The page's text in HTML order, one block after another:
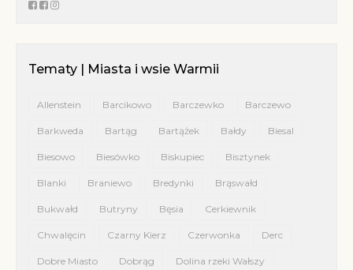
Tematy | Miasta i wsie Warmii
Allenstein Barcikowo Barczewko Barczewo
Barkweda Bartąg Bartążek Bałdy Biesal
Biesowo Biesówko Biskupiec Bisztynek
Blanki Braniewo Bredynki Brąswałd
Bukwałd Butryny Bęsia Cerkiewnik
Chwalęcin Czarny Kierz Czerwonka Derc
Dobre Miasto Dobrąg Dolina rzeki Wałszy